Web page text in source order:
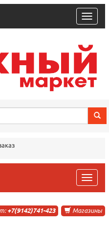
trk
trk
Магазины
+7(9142)741-423